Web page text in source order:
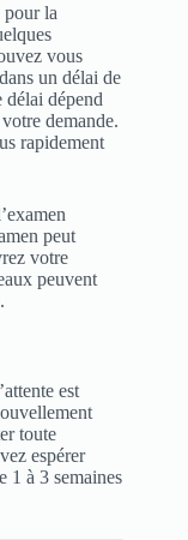
pour la
vous
dans un délai de
délai dépend
demande.
rapidement
peut
votre
peuvent
est
toute
espérer
1 à 3 semaines